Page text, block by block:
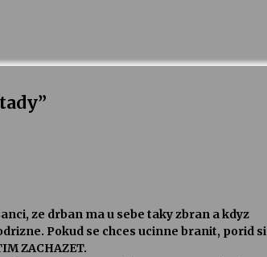
”
ze drban ma u sebe taky zbran a kdyz
Pokud se chces ucinne branit, porid si
ZACHAZET.